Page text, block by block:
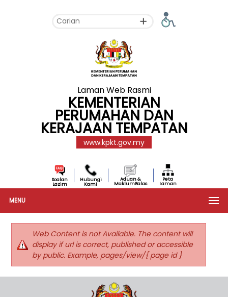
Laman Web Rasmi
KEMENTERIAN
PERUMAHAN DAN
KERAJAAN TEMPATAN
www.kpkt.gov.my
Soalan
Lazim
Hubungi
Kami
Aduan &
MaklumBalas
Peta
Laman
MENU
Web Content is not Available. The content will
display if url is correct, published or accessible
by public. Example, pages/view/{ page id }